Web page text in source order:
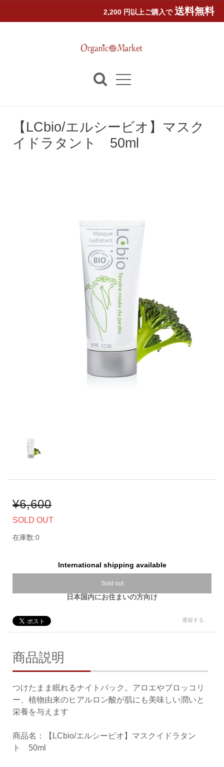
2,200 円以上ご購入で 送料無料
【LCbio/エルシービオ】マスク
イドラタント 50ml
¥6,600
SOLD OUT
在庫数:0
International shipping available
Sold out
日本国内にお住まいの方向け
通報する
商品説明
つけたまま眠れるナイトパック。アロエやブロッコリ
ー、植物由来のヒアルロン酸が肌にも美味しい潤いと
栄養を与えます
商品名：【LCbio/エルシービオ】マスクイドラタン
ト 50ml